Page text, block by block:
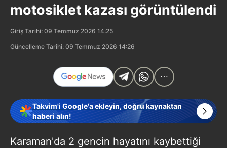
motosiklet kazası görüntülendi
Giriş Tarihi: 09 Temmuz 2026 14:25
Güncelleme Tarihi: 09 Temmuz 2026 14:26
Takvim'i Google'a ekleyin, doğru kaynaktan
haberi alın!
Karaman'da 2 gencin hayatını kaybettiği